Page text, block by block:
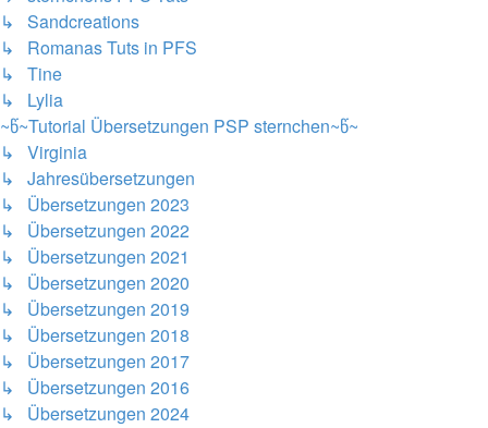
↳ Sandcreations
↳ Romanas Tuts in PFS
↳ Tine
↳ Lylia
~წ~Tutorial Übersetzungen PSP sternchen~წ~
↳ Virginia
↳ Jahresübersetzungen
↳ Übersetzungen 2023
↳ Übersetzungen 2022
↳ Übersetzungen 2021
↳ Übersetzungen 2020
↳ Übersetzungen 2019
↳ Übersetzungen 2018
↳ Übersetzungen 2017
↳ Übersetzungen 2016
↳ Übersetzungen 2024